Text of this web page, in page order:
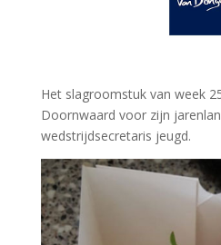
Het slagroomstuk van week
Doornwaard voor zijn
wedstrijdsecretaris jeugd.